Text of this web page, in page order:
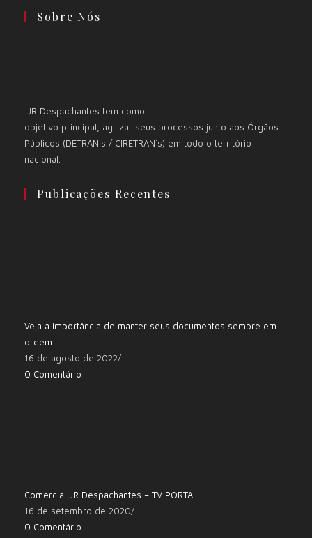
Sobre Nós
JR Despachantes tem como
objetivo principal, agilizar seus processos junto aos Órgãos
Públicos (DETRAN´s / CIRETRAN´s) em todo o território
nacional.
Publicações Recentes
Veja a importância de manter seus documentos sempre em
ordem
16 de agosto de 2022/
0 Comentário
Comercial JR Despachantes – TV PORTAL
16 de setembro de 2020/
0 Comentário